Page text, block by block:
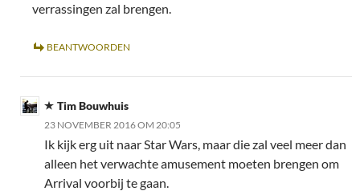
verrassingen zal brengen.
BEANTWOORDEN
Tim Bouwhuis
23 NOVEMBER 2016 OM 20:05
Ik kijk erg uit naar Star Wars, maar die zal veel meer dan
alleen het verwachte amusement moeten brengen om
Arrival voorbij te gaan.